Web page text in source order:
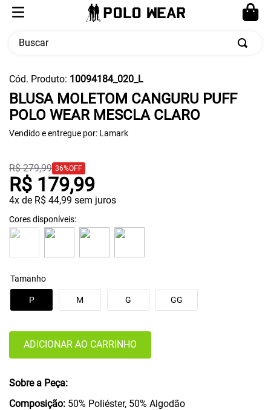
Buscar
Cód. Produto: 10094184_020_L
BLUSA MOLETOM CANGURU PUFF
POLO WEAR MESCLA CLARO
Vendido e entregue por: Lamark
R$ 279,99 36%OFF
R$ 179,99
4x de R$ 44,99 sem juros
Tamanho
G GG
M
P
ADICIONAR AO CARRINHO
Sobre a Peça:
Composição: 50% Poliéster, 50% Algodão
TERMOS MAIS BUSCADOS
1
calça masculina
2º
moletom
3º
cueca
5º jaqueta